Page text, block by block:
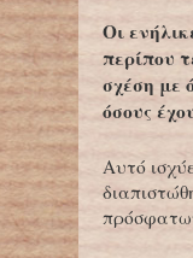
Οι
περίπου
σχέση με
όσους
Αυτό